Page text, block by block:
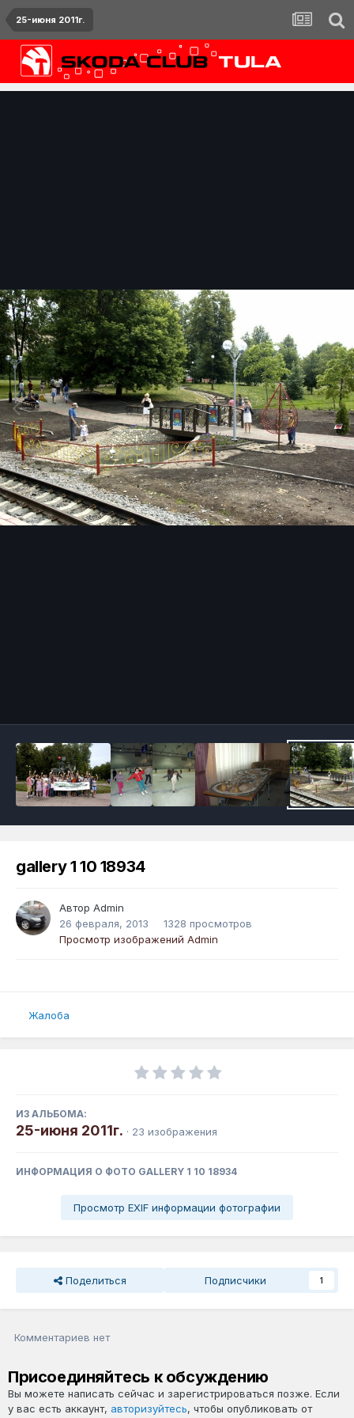
25-июня 2011г.
gallery 1 10 18934
Автор Admin
26 февраля, 2013
1328 просмотров
Просмотр изображений Admin
Жалоба
ИЗ АЛЬБОМА:
25-июня 2011г. · 23 изображения
ИНФОРМАЦИЯ О ФОТО GALLERY 1 10 18934
Просмотр EXIF информации фотографии
Поделиться Подписчики 1
Комментариев нет
Присоединяйтесь к обсуждению
Вы можете написать сейчас и зарегистрироваться позже. Если
у вас есть аккаунт, авторизуйтесь, чтобы опубликовать от